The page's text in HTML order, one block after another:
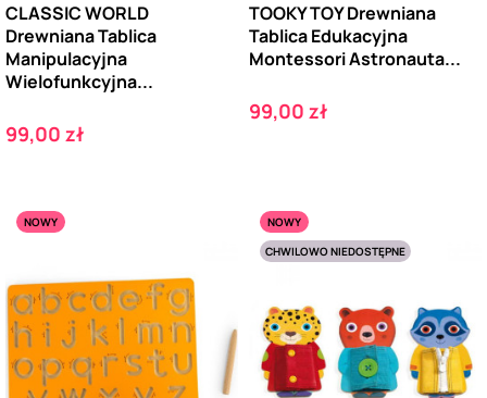
CLASSIC WORLD
Drewniana Tablica
Manipulacyjna
Wielofunkcyjna...
Cena
99,00 zł
TOOKY TOY Drewniana
Tablica Edukacyjna
Montessori Astronauta...
Cena
99,00 zł
NOWY
NOWY
CHWILOWO NIEDOSTĘPNE